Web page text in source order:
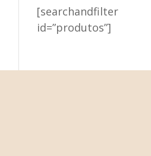
[searchandfilter
id=”produtos”]